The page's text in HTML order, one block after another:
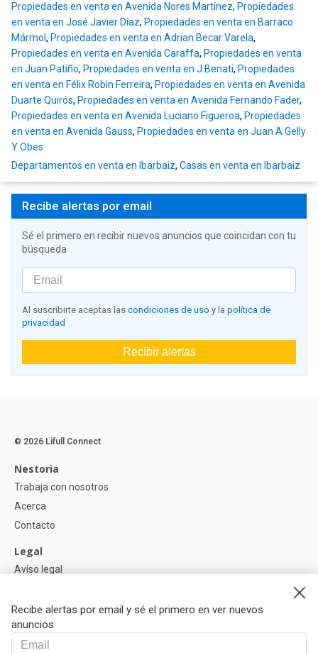
Propiedades en venta en Avenida Nores Martínez, Propiedades
en venta en José Javier Díaz, Propiedades en venta en Barraco
Mármol , Propiedades en venta en Adrian Becar Varela,
Propiedades en venta en Avenida Caraffa, Propiedades en venta
en Juan Patiño, Propiedades en venta en J Benati, Propiedades
en venta en Félix Robin Ferreira, Propiedades en venta en Avenida
Duarte Quirós, Propiedades en venta en Avenida Fernando Fader,
Propiedades en venta en Avenida Luciano Figueroa, Propiedades
en venta en Avenida Gauss, Propiedades en venta en Juan A Gelly
Y Obes
Departamentos en venta en Ibarbaiz, Casas en venta en Ibarbaiz
Recibe alertas por email
Sé el primero en recibir nuevos anuncios que coincidan con tu
búsqueda
Al suscribirte aceptas las condiciones de uso y la política de
privacidad
Recibir alertas
Recibe alertas por email y sé el primero en ver nuevos
anuncios
© 2026 Lifull Connect
Nestoria
Trabaja con nosotros
Acerca
Contacto
Legal
Aviso legal
Política de Cookies
Ayuda